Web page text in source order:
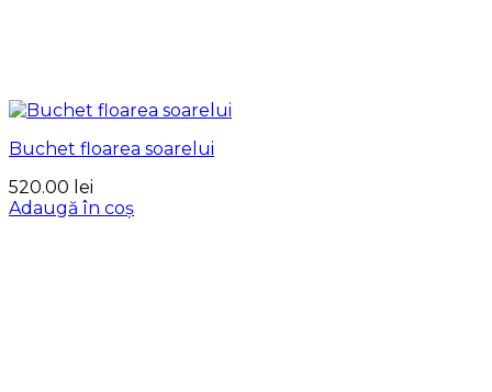
Buchet floarea soarelui
520.00 lei
Adaugă în coș